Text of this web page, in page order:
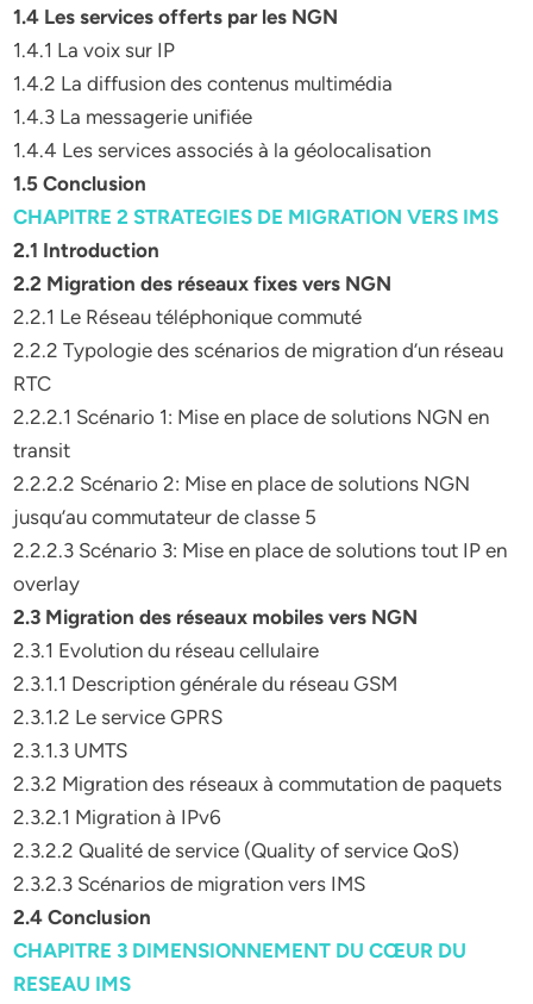
1.4 Les services offerts par les NGN
1.4.1 La voix sur IP
1.4.2 La diffusion des contenus multimédia
1.4.3 La messagerie unifiée
1.4.4 Les services associés à la géolocalisation
1.5 Conclusion
CHAPITRE 2 STRATEGIES DE MIGRATION VERS IMS
2.1 Introduction
2.2 Migration des réseaux fixes vers NGN
2.2.1 Le Réseau téléphonique commuté
2.2.2 Typologie des scénarios de migration d’un réseau
RTC
2.2.2.1 Scénario 1: Mise en place de solutions NGN en
transit
2.2.2.2 Scénario 2: Mise en place de solutions NGN
jusqu’au commutateur de classe 5
2.2.2.3 Scénario 3: Mise en place de solutions tout IP en
overlay
2.3 Migration des réseaux mobiles vers NGN
2.3.1 Evolution du réseau cellulaire
2.3.1.1 Description générale du réseau GSM
2.3.1.2 Le service GPRS
2.3.1.3 UMTS
2.3.2 Migration des réseaux à commutation de paquets
2.3.2.1 Migration à IPv6
2.3.2.2 Qualité de service (Quality of service QoS)
2.3.2.3 Scénarios de migration vers IMS
2.4 Conclusion
CHAPITRE 3 DIMENSIONNEMENT DU CŒUR DU
RESEAU IMS